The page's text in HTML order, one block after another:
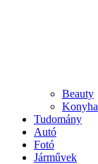
Beauty
Konyha
Tudomány
Autó
Fotó
Járművek